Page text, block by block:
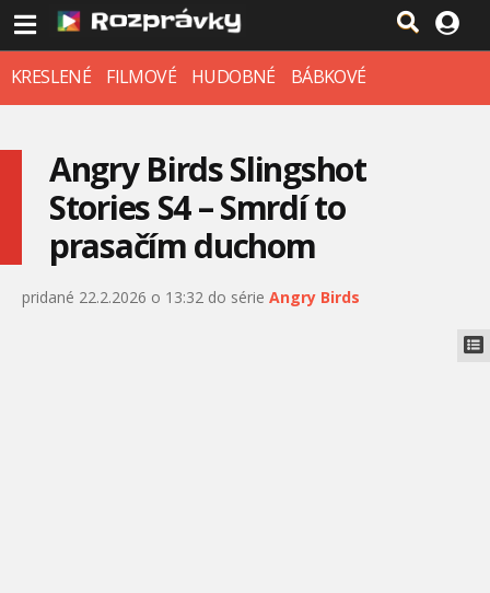
KRESLENÉ FILMOVÉ HUDOBNÉ BÁBKOVÉ
Angry Birds Slingshot
Stories S4 – Smrdí to
prasačím duchom
pridané 22.2.2026 o 13:32 do série Angry Birds